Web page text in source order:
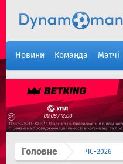
Новини Команда Матчі
Головне ЧС-2026